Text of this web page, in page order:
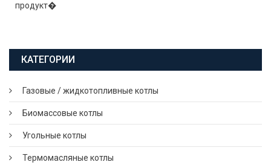
продукт�
КАТЕГОРИИ
Газовые / жидкотопливные котлы
Биомассовые котлы
Угольные котлы
Термомасляные котлы